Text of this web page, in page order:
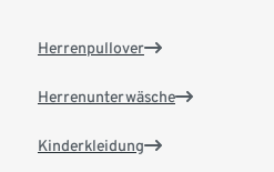
Herrenpullover
Herrenunterwäsche
Kinderkleidung